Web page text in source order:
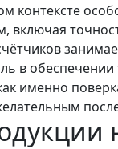
контексте
включая
в
именно